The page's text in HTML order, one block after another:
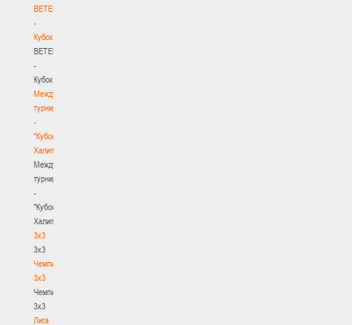
BETERA
-
Кубок
BETERA
-
Кубок
Международный
турнир
-
"Кубок
Халипского"
Международный
турнир
-
"Кубок
Халипского"
3x3
3x3
Чемпионат
3х3
Чемпионат
3х3
Лига